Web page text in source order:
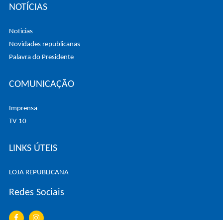
NOTÍCIAS
Noticias
Novidades republicanas
Palavra do Presidente
COMUNICAÇÃO
Imprensa
TV 10
LINKS ÚTEIS
LOJA REPUBLICANA
Redes Sociais